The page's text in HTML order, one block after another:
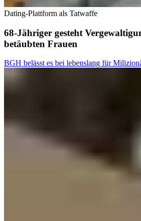
Dating-Plattform als Tatwaffe
68-Jähriger gesteht
betäubten Frauen
BGH belässt es bei lebenslang für